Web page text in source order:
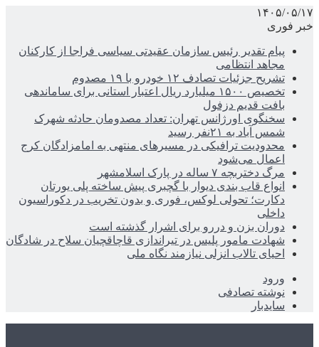
۱۴۰۵/۰۵/۱۷
خبر فوری
پیام تقدیر رئیس سازمان عقیدتی سیاسی فراجا از کارکنان
مجاهد انتظامی
تشریح جزئیات تصادف ۱۲ خودرو با ۱۹ مصدوم
تخصیص ۱۵۰۰ میلیارد ریال اعتبار استانی برای ساماندهی
بافت قدیم دزفول
سخنگوی اورژانس تهران: تعداد مصدومان حادثه شهرک
شمس آباد به ۲۱نفر رسید
محدودیت ترافیکی در مسیرهای منتهی به امامزادگان کرج
اعمال می‌شود
مرگ دختربچه ۷ ساله در پارک اسلامشهر
انواع قاب بندی دیوار با گچبری پیش ساخته پلی یورتان
دکارت؛ تحولی لوکس، فوری و بدون تخریب در دکوراسیون
داخلی
دوران بزن و دررو برای اشرار گذشته است
شهادت مامور پلیس در تیراندازی قاچاقچیان سلاح در شادگان
احیای تالاب انزلی نیازمند نگاه ملی
ورود
نوشته تصادفی
سایدبار